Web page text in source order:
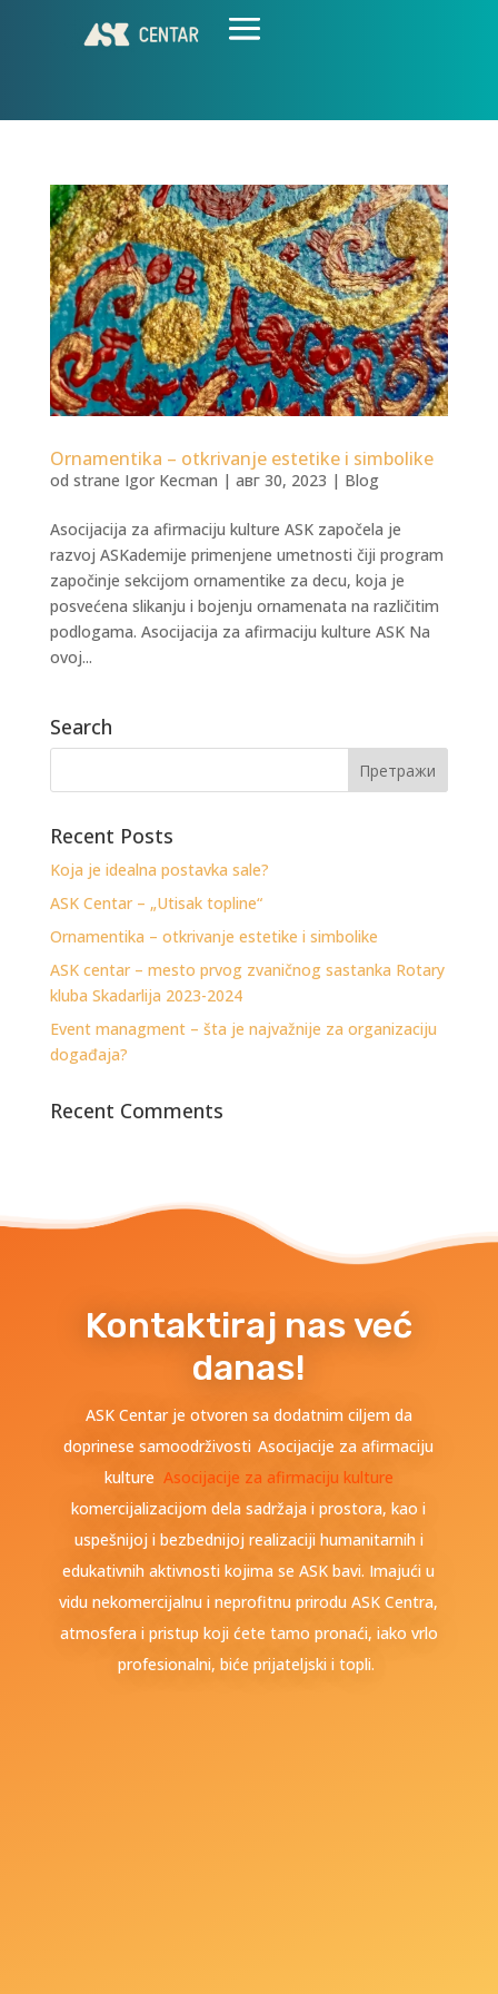
Ornamentika – otkrivanje estetike i simbolike
od strane Igor Kecman | авг 30, 2023 | Blog
Asocijacija za afirmaciju kulture ASK započela je
razvoj ASKademije primenjene umetnosti čiji program
započinje sekcijom ornamentike za decu, koja je
posvećena slikanju i bojenju ornamenata na različitim
podlogama. Asocijacija za afirmaciju kulture ASK Na
ovoj...
Search
Recent Posts
Koja je idealna postavka sale?
ASK Centar – „Utisak topline“
Ornamentika – otkrivanje estetike i simbolike
ASK centar – mesto prvog zvaničnog sastanka Rotary
kluba Skadarlija 2023-2024
Event managment – šta je najvažnije za organizaciju
događaja?
Recent Comments
Kontaktiraj nas već
danas!
ASK Centar je otvoren sa dodatnim ciljem da
doprinese samoodrživosti Asocijacije za afirmaciju
kulture Asocijacije za afirmaciju kulture
komercijalizacijom dela sadržaja i prostora, kao i
uspešnijoj i bezbednijoj realizaciji humanitarnih i
edukativnih aktivnosti kojima se ASK bavi. Imajući u
vidu nekomercijalnu i neprofitnu prirodu ASK Centra,
atmosfera i pristup koji ćete tamo pronaći, iako vrlo
profesionalni, biće prijateljski i topli.